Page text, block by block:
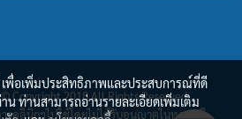
Copyright 2018 All Rights Reserved.
งคลินิกฯไปใช้โดยไม่ได้รับอนุญาตในทุกกรณี
เพื่อเพิ่มประสิทธิภาพและประสบการณ์ที่ดี
น ท่านสามารถอ่านรายละเอียดเพิ่มเติม